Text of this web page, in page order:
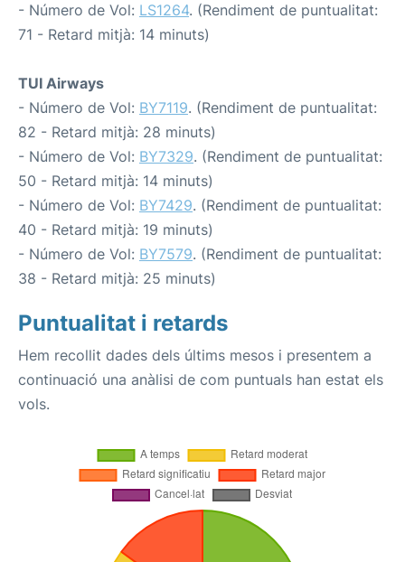
- Número de Vol: LS1264. (Rendiment de puntualitat:
71 - Retard mitjà: 14 minuts)
TUI Airways
- Número de Vol: BY7119. (Rendiment de puntualitat:
82 - Retard mitjà: 28 minuts)
- Número de Vol: BY7329. (Rendiment de puntualitat:
50 - Retard mitjà: 14 minuts)
- Número de Vol: BY7429. (Rendiment de puntualitat:
40 - Retard mitjà: 19 minuts)
- Número de Vol: BY7579. (Rendiment de puntualitat:
38 - Retard mitjà: 25 minuts)
Puntualitat i retards
Hem recollit dades dels últims mesos i presentem a
continuació una anàlisi de com puntuals han estat els
vols.